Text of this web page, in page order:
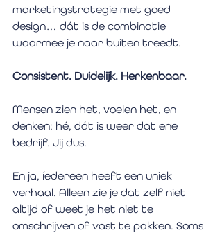
marketingstrategie met goed
design… dát is de combinatie
waarmee je naar buiten treedt.
Consistent. Duidelijk. Herkenbaar.
Mensen zien het, voelen het, en
denken: hé, dát is weer dat ene
bedrijf. Jij dus.
En ja, íedereen heeft een uniek
verhaal. Alleen zie je dat zelf niet
altijd of weet je het niet te
omschrijven of vast te pakken. Soms